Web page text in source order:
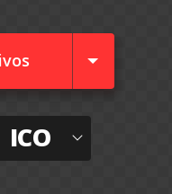
ICO